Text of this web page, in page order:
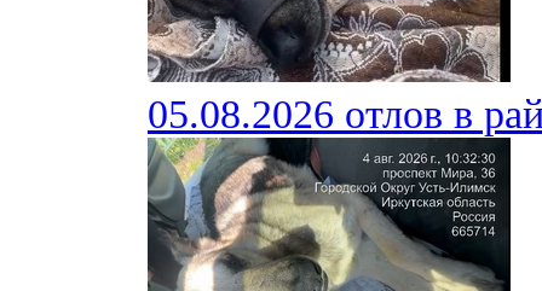
05.08.2026 отлов в